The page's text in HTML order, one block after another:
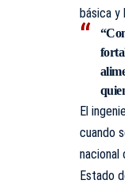
básica y
El
cuando
nacional
Estado